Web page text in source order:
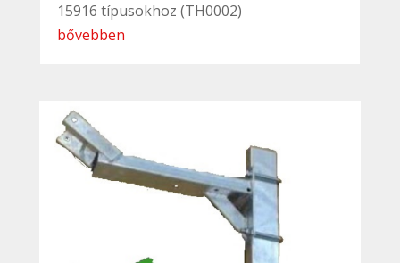
15916 típusokhoz (TH0002)
bővebben